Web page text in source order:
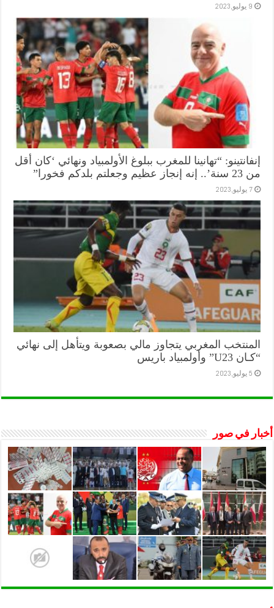
9 يوليو,2023
إنفانتينو: “تهانينا للمغرب ببلوغ الأولمبياد ونهائي ‘كان أقل
من 23 سنة’.. إنه إنجاز عظيم وجعلتم بلدكم فخورا”
7 يوليو,2023
المنتخب المغربي يتجاوز مالي بصعوبة ويتأهل إلى نهائي
“كـان U23” وأولمبياد باريس
5 يوليو,2023
أخبار في صور